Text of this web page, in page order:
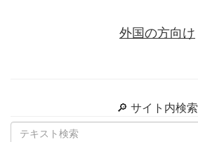
外国の方向け
🔎 サイト内検索